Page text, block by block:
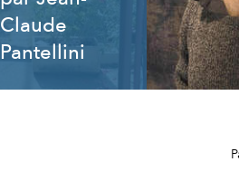
Claude
Pantellini